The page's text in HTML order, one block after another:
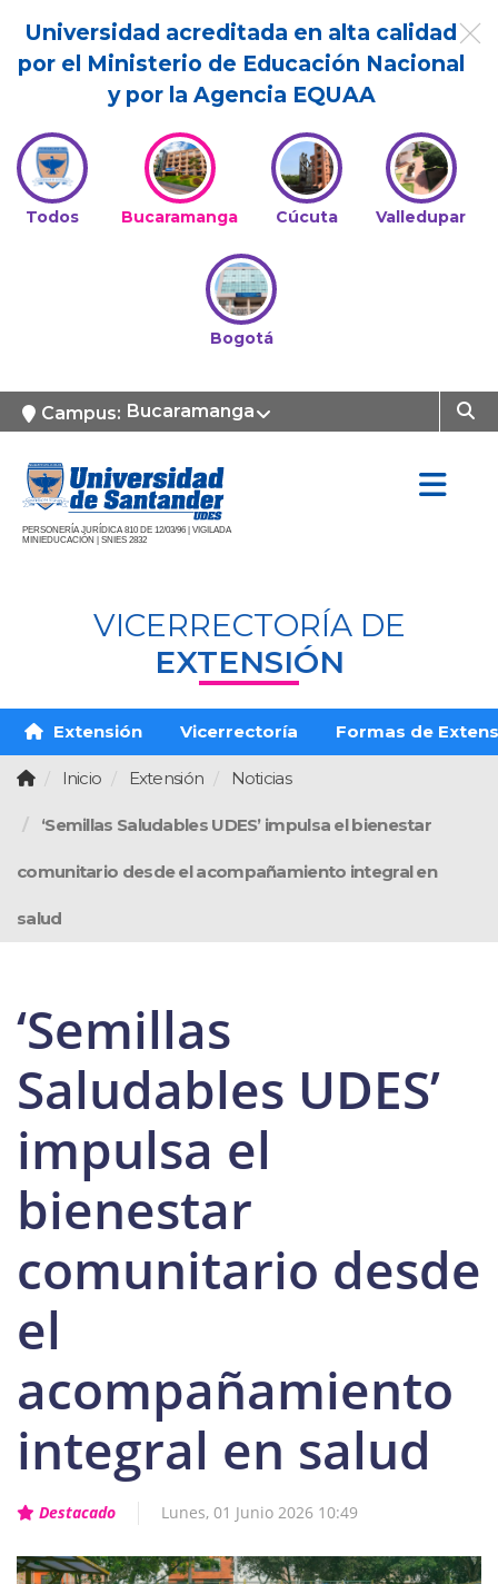
Universidad acreditada en alta calidad
por el Ministerio de Educación Nacional
y por la Agencia EQUAA
Todos Bucaramanga Cúcuta Valledupar
Bogotá
Campus: Bucaramanga
PERSONERÍA JURÍDICA 810 DE 12/03/96 | VIGILADA
MINIEDUCACIÓN | SNIES 2832
VICERRECTORÍA DE
EXTENSIÓN
Extensión Vicerrectoría Formas de
Inicio Extensión Noticias
‘Semillas Saludables UDES’ impulsa el bienestar
comunitario desde el acompañamiento integral en
salud
‘Semillas
Saludables UDES’
impulsa el
bienestar
comunitario desde
el
acompañamiento
integral en salud
Destacado Lunes, 01 Junio 2026 10:49